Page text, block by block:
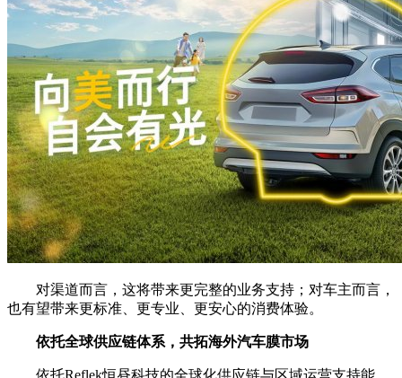
对渠道而言，这将带来更完整的业务支持；对车主而言，
也有望带来更标准、更专业、更安心的消费体验。
依托全球供应链体系，共拓海外汽车膜市场
依托Reflek恒昼科技的全球化供应链与区域运营支持能